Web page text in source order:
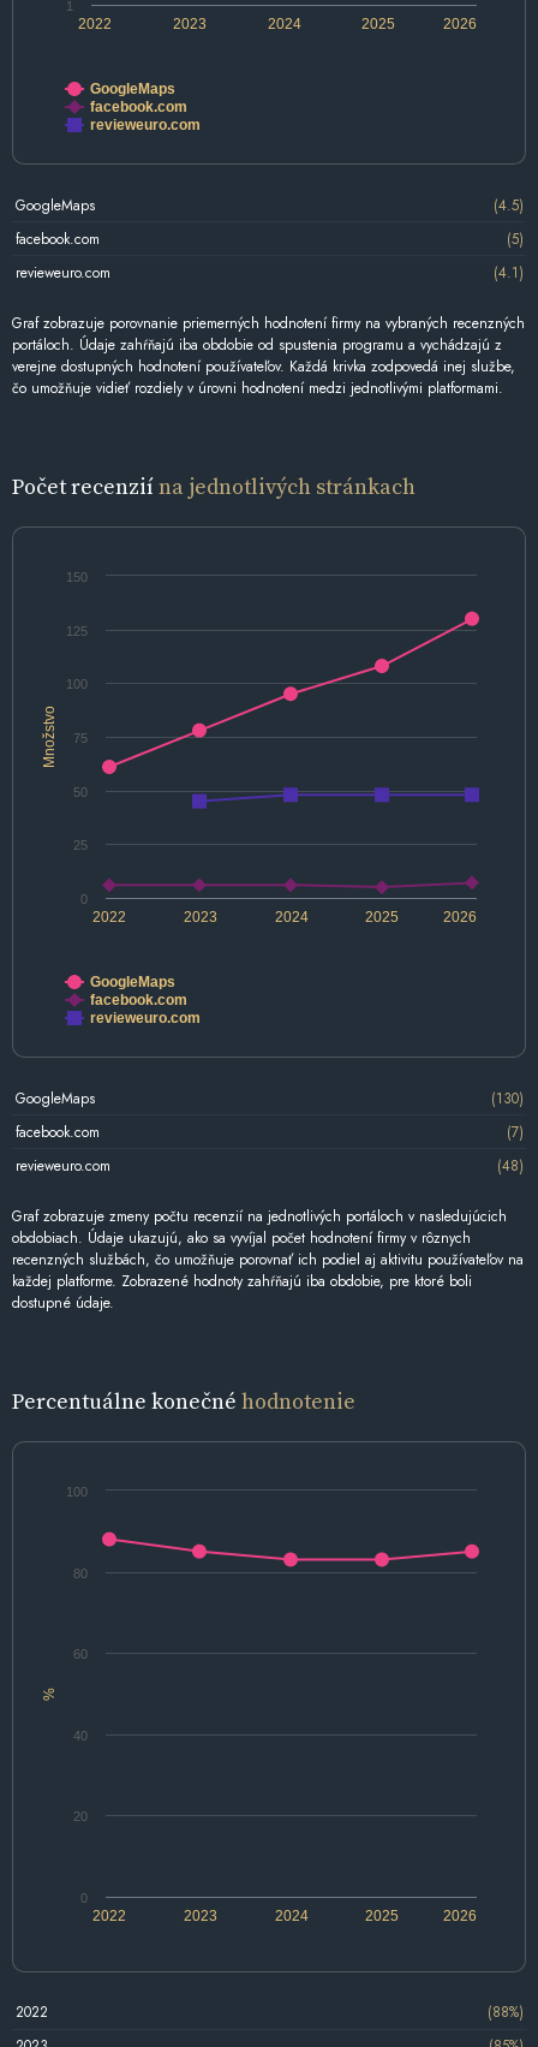
2022 2024 2026
2023 2025
1
GoogleMaps
facebook.com
revieweuro.com
GoogleMaps
(4.5)
facebook.com
(5)
revieweuro.com
(4.1)
Graf zobrazuje porovnanie priemerných hodnotení firmy na vybraných recenzných
portáloch. Údaje zahŕňajú iba obdobie od spustenia programu a vychádzajú z
verejne dostupných hodnotení používateľov. Každá krivka zodpovedá inej službe,
čo umožňuje vidieť rozdiely v úrovni hodnotení medzi jednotlivými platformami.
Počet recenziína jednotlivých stránkach
Množstvo
2022 2024 2026
2023 2025
0
25
50
75
100
125
150
GoogleMaps
facebook.com
revieweuro.com
GoogleMaps
(130)
facebook.com
(7)
revieweuro.com
(48)
Graf zobrazuje zmeny počtu recenzií na jednotlivých portáloch v nasledujúcich
obdobiach. Údaje ukazujú, ako sa vyvíjal počet hodnotení firmy v rôznych
recenzných službách, čo umožňuje porovnať ich podiel aj aktivitu používateľov na
každej platforme. Zobrazené hodnoty zahŕňajú iba obdobie, pre ktoré boli
dostupné údaje.
Percentuálne konečné hodnotenie
%
2022 2024 2026
2023 2025
0
20
40
60
80
100
2022
(88%)